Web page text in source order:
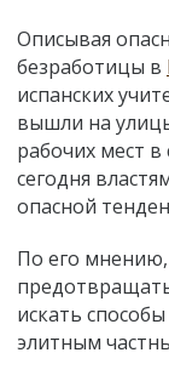
Описывая
безработицы в
испанских
вышли на
рабочих мест
сегодня
опасной
По его
искать
элитным